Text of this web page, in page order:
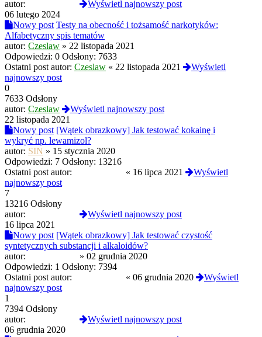
autor:
Wyświetl najnowszy post
06 lutego 2024
Nowy post Testy na obecność i tożsamość narkotyków:
Alfabetyczny spis tematów
autor: Czeslaw » 22 listopada 2021
Odpowiedzi: 0 Odsłony: 7633
Ostatni post autor: Czeslaw « 22 listopada 2021
Wyświetl
najnowszy post
0
7633 Odsłony
autor: Czeslaw
Wyświetl najnowszy post
22 listopada 2021
Nowy post [Wątek obrazkowy] Jak testować kokainę i
wykryć np. lewamizol?
autor: SIN » 15 stycznia 2020
Odpowiedzi: 7 Odsłony: 13216
Ostatni post autor:
« 16 lipca 2021
Wyświetl
najnowszy post
7
13216 Odsłony
autor:
Wyświetl najnowszy post
16 lipca 2021
Nowy post [Wątek obrazkowy] Jak testować czystość
syntetycznych substancji i alkaloidów?
autor:
» 02 grudnia 2020
Odpowiedzi: 1 Odsłony: 7394
Ostatni post autor:
« 06 grudnia 2020
Wyświetl
najnowszy post
1
7394 Odsłony
autor:
Wyświetl najnowszy post
06 grudnia 2020